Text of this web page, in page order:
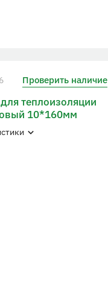
Проверить наличие
теплоизоляции
10*160мм